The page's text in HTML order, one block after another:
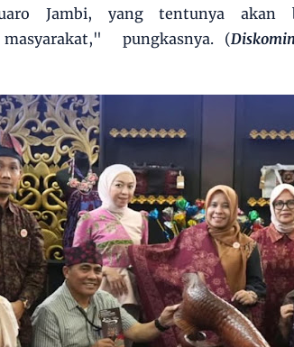
Jambi, yang tentunya akan
masyarakat," pungkasnya. (